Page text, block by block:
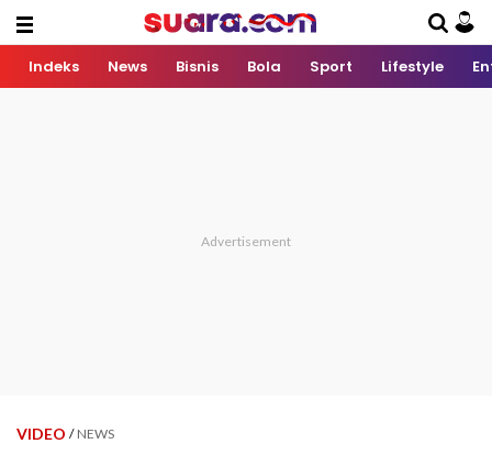
Indeks News Bisnis Bola Sport Lifestyle
VIDEO / NEWS